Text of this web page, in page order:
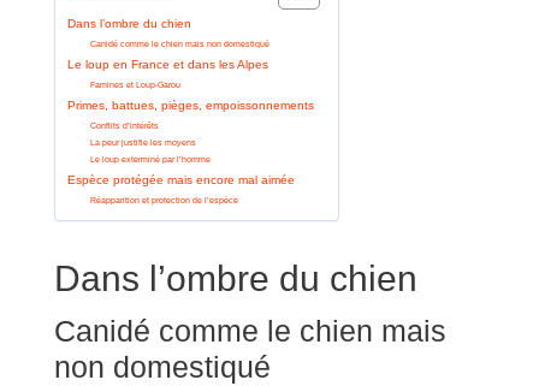
Dans l’ombre du chien
Canidé comme le chien mais non domestiqué
Le loup en France et dans les Alpes
Famines et Loup-Garou
Primes, battues, pièges, empoissonnements
Conflits d’intérêts
La peur justifie les moyens
Le loup exterminé par l’homme
Espèce protégée mais encore mal aimée
Réapparition et protection de l’espèce
Dans l’ombre du chien
Canidé comme le chien mais
non domestiqué